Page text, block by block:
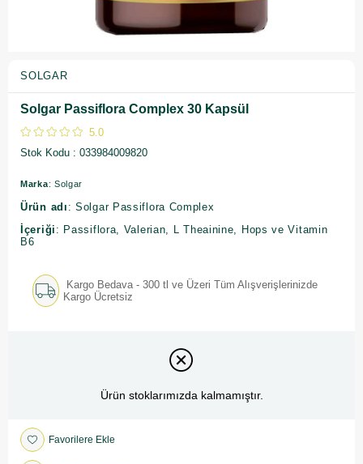
SOLGAR
Solgar Passiflora Complex 30 Kapsül
5.0
Stok Kodu
033984009820
Marka: Solgar
Ürün adı : Solgar Passiflora Complex
İçeriği : Passiflora, Valerian, L Theainine, Hops ve Vitamin
B6
Kargo Bedava - 300 tl ve Üzeri Tüm Alışverişlerinizde
Kargo Ücretsiz
Ürün stoklarımızda kalmamıştır.
Favorilere Ekle